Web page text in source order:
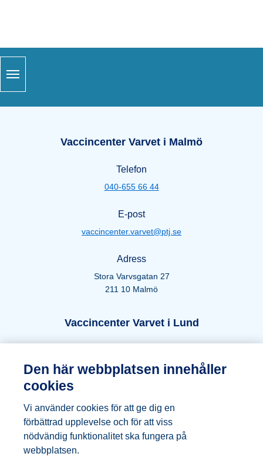
Den här webbplatsen innehåller
cookies
Vi använder cookies för att ge dig en
förbättrad upplevelse och för att viss
nödvändig funktionalitet ska fungera på
webbplatsen.
Öppettider Varvet i Malmö
Vaccincenter Varvet i Malmö
Telefon
040-655 66 44
E-post
vaccincenter.varvet@ptj.se
Adress
Stora Varvsgatan 27
211 10 Malmö
Öppettider Lund
Vaccincenter Varvet i Lund
046-271 66 44
vaccincenter.varvet@ptj.se
Adress